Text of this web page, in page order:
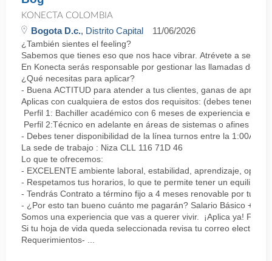
KONECTA COLOMBIA
Bogota D.c., Distrito Capital 11/06/2026
¿También sientes el feeling?
Sabemos que tienes eso que nos hace vibrar. Atrévete a ser
En Konecta serás responsable por gestionar las llamadas de
¿Qué necesitas para aplicar?
- Buena ACTITUD para atender a tus clientes, ganas de
Aplicas con cualquiera de estos dos requisitos: (debes tener
Perfil 1: Bachiller académico con 6 meses de experiencia en
Perfil 2:Técnico en adelante en áreas de sistemas o afines
- Debes tener disponibilidad de la línea turnos entre la 1:00AM
La sede de trabajo : Niza CLL 116 71D 46
Lo que te ofrecemos:
- EXCELENTE ambiente laboral, estabilidad, aprendizaje,
- Respetamos tus horarios, lo que te permite tener un equilibrio
- Tendrás Contrato a término fijo a 4 meses renovable por tu
- ¿Por esto tan bueno cuánto me pagarán? Salario Básico +
Somos una experiencia que vas a querer vivir. ¡Aplica ya!
Si tu hoja de vida queda seleccionada revisa tu correo
Requerimientos- ...